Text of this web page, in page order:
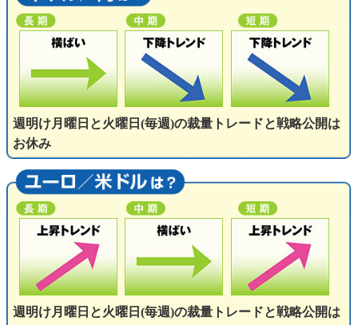
週明け月曜日と火曜日(毎週)の裁量トレードと戦略公開は
お休み
週明け月曜日と火曜日(毎週)の裁量トレードと戦略公開は